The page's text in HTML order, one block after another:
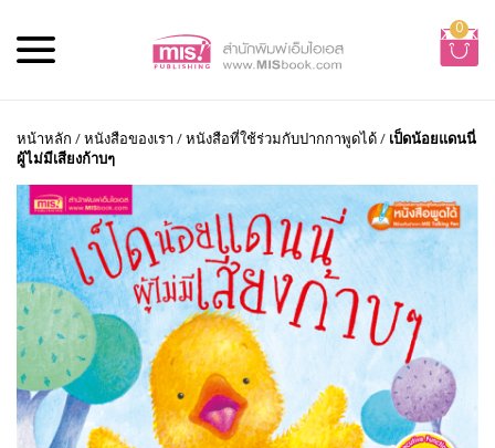
0
หน้าหลัก /หนังสือของเรา /หนังสือที่ใช้ร่วมกับปากกาพูดได้/ เป็ดน้อยแดนนี่
ผู้ไม่มีเสียงก้าบๆ